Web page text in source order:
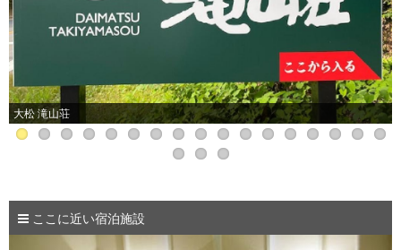
大松 滝山荘
ここに近い宿泊施設